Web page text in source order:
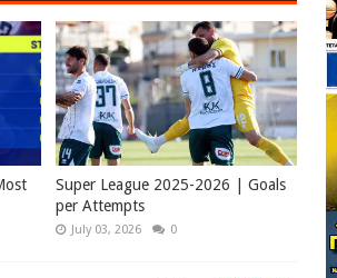
Super League 2025-2026 | Goals
per Attempts
July 03, 2026 0